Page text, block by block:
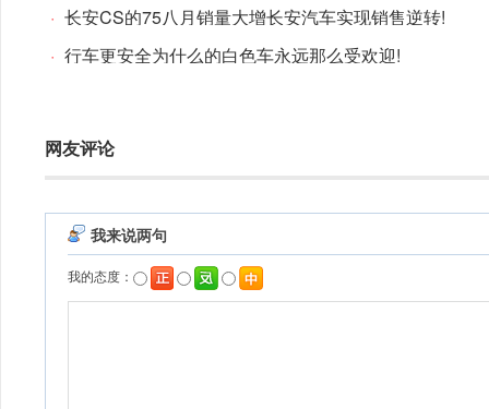
· 长安CS的75八月销量大增长安汽车实现销售逆转!
· 行车更安全为什么的白色车永远那么受欢迎!
网友评论